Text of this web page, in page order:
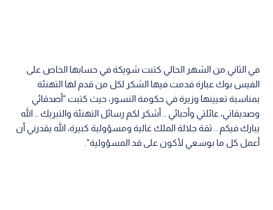
في الثاني من الشهر الحالي كتبت شويكة في حسابها الخاص على
الفيس بوك عبارة قدمت فيها الشكر لكل من قدم لها التهنئة
بمناسبة تعيينها وزيرة في حكومة النسور، حيث كتبت "أصدقائي
وصديقاتي، عائلتي وأحبائي .. أشكر لكم رسائل التهنئة والتبريك .. الله
يبارك فيكم .. ثقة جلالة الملك غالية ومسؤولية كبيرة، الله يقدرني أن
أعمل كل ما بوسعي لأكون على قد المسؤولية".